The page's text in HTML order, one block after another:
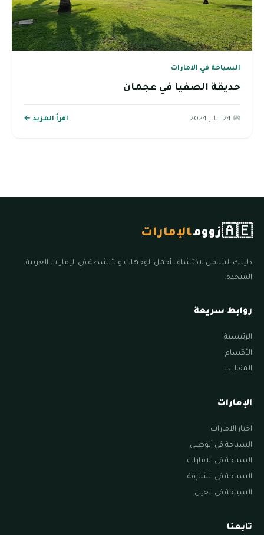
السياحة في الامارات
حديقة الصفيا في عجمان
📅 24 يناير 2024 اقرأ المزيد ←
🇦🇪زوومالإمارات
دليلك الشامل لاكتشاف أجمل الوجهات والأنشطة في الإمارات العربية
المتحدة.
روابط سريعة
الرئيسية
الأقسام
المقالات
الإمارات
اخبار الامارات
السياحة في أبوظبي
السياحة في الامارات
السياحة في الشارقة
السياحة في العين
تابعنا